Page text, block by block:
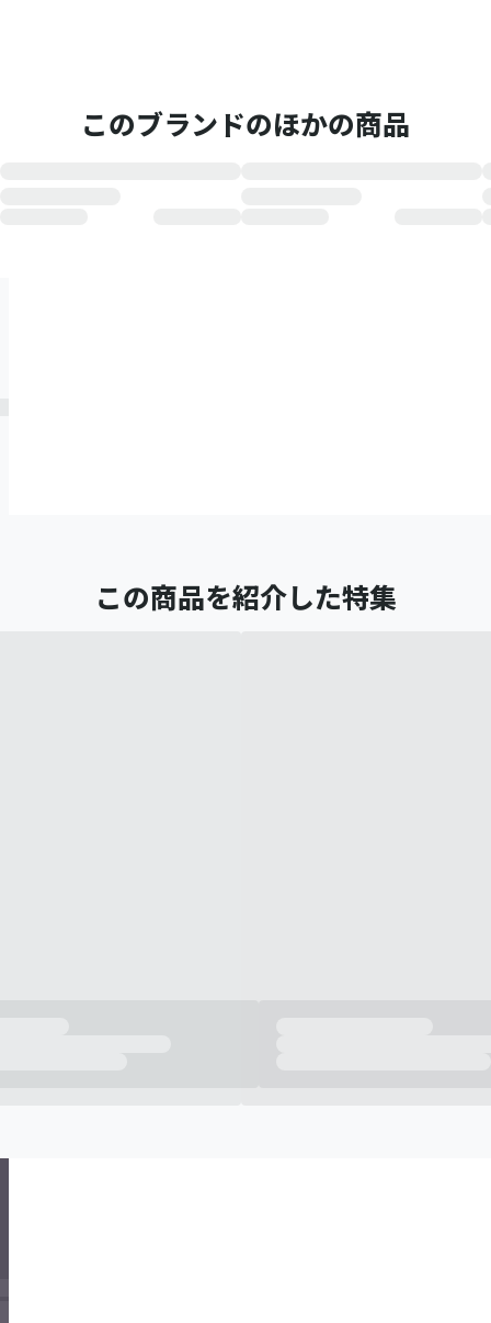
このブランドのほかの商品
この商品を紹介した特集